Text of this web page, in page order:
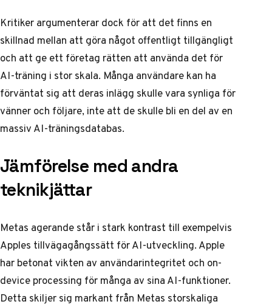
Kritiker argumenterar dock för att det finns en
skillnad mellan att göra något offentligt tillgängligt
och att ge ett företag rätten att använda det för
AI-träning i stor skala. Många användare kan ha
förväntat sig att deras inlägg skulle vara synliga för
vänner och följare, inte att de skulle bli en del av en
massiv AI-träningsdatabas.
Jämförelse med andra
teknikjättar
Metas agerande står i stark kontrast till exempelvis
Apples tillvägagångssätt för AI-utveckling. Apple
har betonat vikten av användarintegritet och on-
device processing för många av sina AI-funktioner.
Detta skiljer sig markant från Metas storskaliga